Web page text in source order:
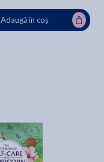
Adaugă în coș